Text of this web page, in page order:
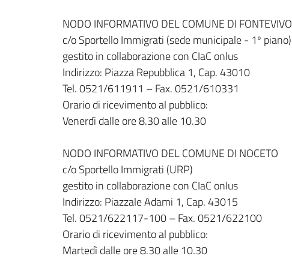
NODO INFORMATIVO DEL COMUNE DI FONTEVIVO
c/o Sportello Immigrati (sede municipale - 1º piano)
gestito in collaborazione con CIaC onlus
Indirizzo: Piazza Repubblica 1, Cap. 43010
Tel. 0521/611911 – Fax. 0521/610331
Orario di ricevimento al pubblico:
Venerdì dalle ore 8.30 alle 10.30
NODO INFORMATIVO DEL COMUNE DI NOCETO
c/o Sportello Immigrati (URP)
gestito in collaborazione con CIaC onlus
Indirizzo: Piazzale Adami 1, Cap. 43015
Tel. 0521/622117-100 – Fax. 0521/622100
Orario di ricevimento al pubblico:
Martedì dalle ore 8.30 alle 10.30